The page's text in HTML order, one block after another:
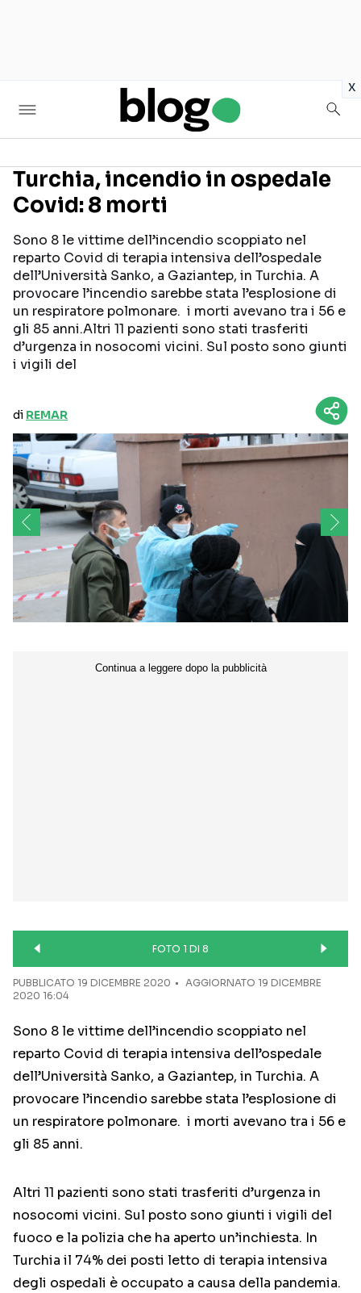
x
Seguici sui social
Turchia, incendio in ospedale
Covid: 8 morti
Sono 8 le vittime dell’incendio scoppiato nel
reparto Covid di terapia intensiva dell’ospedale
dell’Università Sanko, a Gaziantep, in Turchia. A
provocare l’incendio sarebbe stata l’esplosione di
un respiratore polmonare. i morti avevano tra i 56 e
gli 85 anni.Altri 11 pazienti sono stati trasferiti
d’urgenza in nosocomi vicini. Sul posto sono giunti
i vigili del
di REMAR
FOTO 1 DI 8
PUBBLICATO 19 DICEMBRE 2020
AGGIORNATO 19 DICEMBRE
2020 16:04
Sono 8 le vittime dell’incendio scoppiato nel
reparto Covid di terapia intensiva dell’ospedale
dell’Università Sanko, a Gaziantep, in Turchia. A
provocare l’incendio sarebbe stata l’esplosione di
un respiratore polmonare. i morti avevano tra i 56 e
gli 85 anni.
Altri 11 pazienti sono stati trasferiti d’urgenza in
nosocomi vicini. Sul posto sono giunti i vigili del
fuoco e la polizia che ha aperto un’inchiesta. In
Turchia il 74% dei posti letto di terapia intensiva
degli ospedali è occupato a causa della pandemia.